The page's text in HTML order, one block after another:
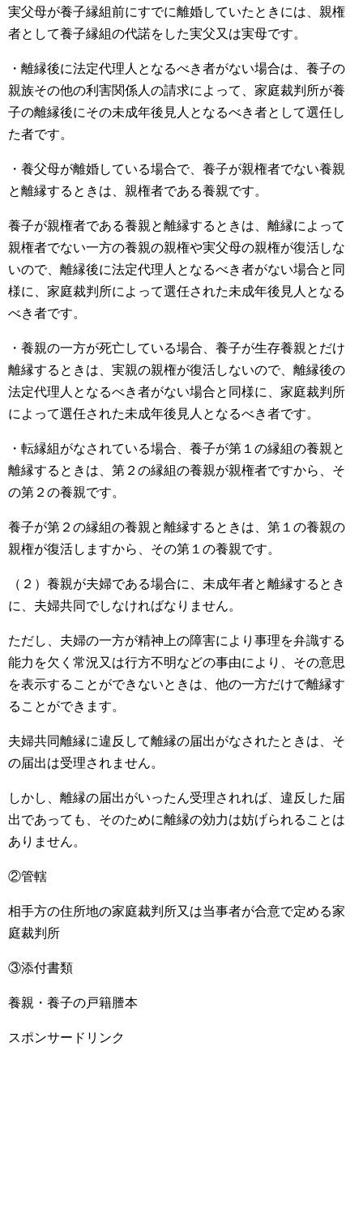
実父母が養子縁組前にすでに離婚していたときには、親権
者として養子縁組の代諾をした実父又は実母です。
・離縁後に法定代理人となるべき者がない場合は、養子の
親族その他の利害関係人の請求によって、家庭裁判所が養
子の離縁後にその未成年後見人となるべき者として選任し
た者です。
・養父母が離婚している場合で、養子が親権者でない養親
と離縁するときは、親権者である養親です。
養子が親権者である養親と離縁するときは、離縁によって
親権者でない一方の養親の親権や実父母の親権が復活しな
いので、離縁後に法定代理人となるべき者がない場合と同
様に、家庭裁判所によって選任された未成年後見人となる
べき者です。
・養親の一方が死亡している場合、養子が生存養親とだけ
離縁するときは、実親の親権が復活しないので、離縁後の
法定代理人となるべき者がない場合と同様に、家庭裁判所
によって選任された未成年後見人となるべき者です。
・転縁組がなされている場合、養子が第１の縁組の養親と
離縁するときは、第２の縁組の養親が親権者ですから、そ
の第２の養親です。
養子が第２の縁組の養親と離縁するときは、第１の養親の
親権が復活しますから、その第１の養親です。
（２）養親が夫婦である場合に、未成年者と離縁するとき
に、夫婦共同でしなければなりません。
ただし、夫婦の一方が精神上の障害により事理を弁識する
能力を欠く常況又は行方不明などの事由により、その意思
を表示することができないときは、他の一方だけで離縁す
ることができます。
夫婦共同離縁に違反して離縁の届出がなされたときは、そ
の届出は受理されません。
しかし、離縁の届出がいったん受理されれば、違反した届
出であっても、そのために離縁の効力は妨げられることは
ありません。
②管轄
相手方の住所地の家庭裁判所又は当事者が合意で定める家
庭裁判所
③添付書類
養親・養子の戸籍謄本
スポンサードリンク